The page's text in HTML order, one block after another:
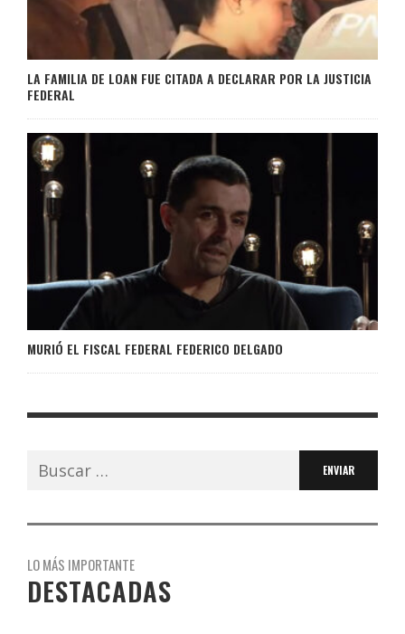
LA FAMILIA DE LOAN FUE CITADA A DECLARAR POR LA JUSTICIA
FEDERAL
MURIÓ EL FISCAL FEDERAL FEDERICO DELGADO
Buscar:
LO MÁS IMPORTANTE
DESTACADAS